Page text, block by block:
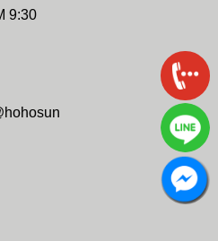
9:30